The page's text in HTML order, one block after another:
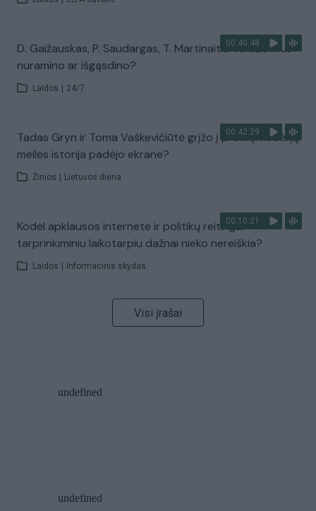
00:40:48
D. Gaižauskas, P. Saudargas, T. Martinaitis: valdžia mus
nuramino ar išgąsdino?
Laidos 24/7
00:42:29
Tadas Gryn ir Toma Vaškevičiūtė grįžo į praeitį: kodėl jų
meilės istorija padėjo ekrane?
Žinios Lietuvos diena
00:10:21
Kodėl apklausos internete ir politikų reitingai
tarprinkiminiu laikotarpiu dažnai nieko nereiškia?
Laidos Informacinis skydas
Visi įrašai